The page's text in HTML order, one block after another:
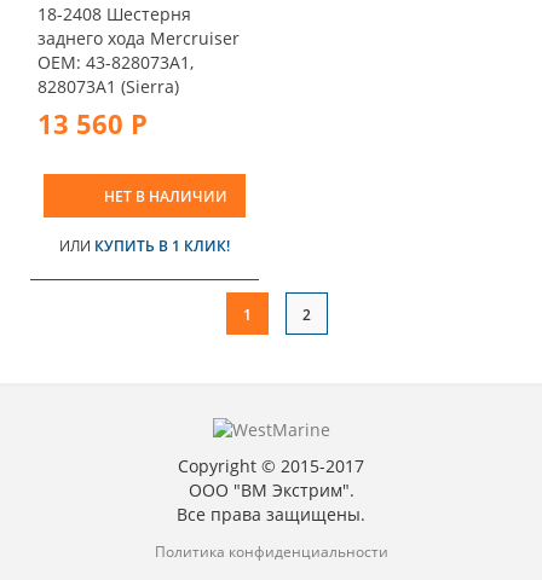
18-2408 Шестерня
заднего хода Mercruiser
OEM: 43-828073A1,
828073A1 (Sierra)
13 560 Р
НЕТ В НАЛИЧИИ
ИЛИ КУПИТЬ В 1 КЛИК!
1 2
Copyright © 2015-2017
ООО "ВМ Экстрим".
Все права защищены.
Политика конфиденциальности